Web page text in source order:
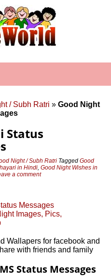
/ Subh Ratri »Good Night
Status
Night / Subh Ratri TaggedGood
in Hindi,Good Night Wishes in
a comment
Messages
Images, Pics,
Wallapers for facebook and
with friends and family
Status Messages